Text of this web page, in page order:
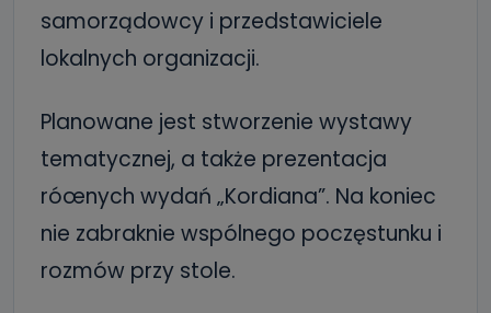
samorządowcy i przedstawiciele
lokalnych organizacji.
Planowane jest stworzenie wystawy
tematycznej, a także prezentacja
róœnych wydań „Kordiana”. Na koniec
nie zabraknie wspólnego poczęstunku i
rozmów przy stole.